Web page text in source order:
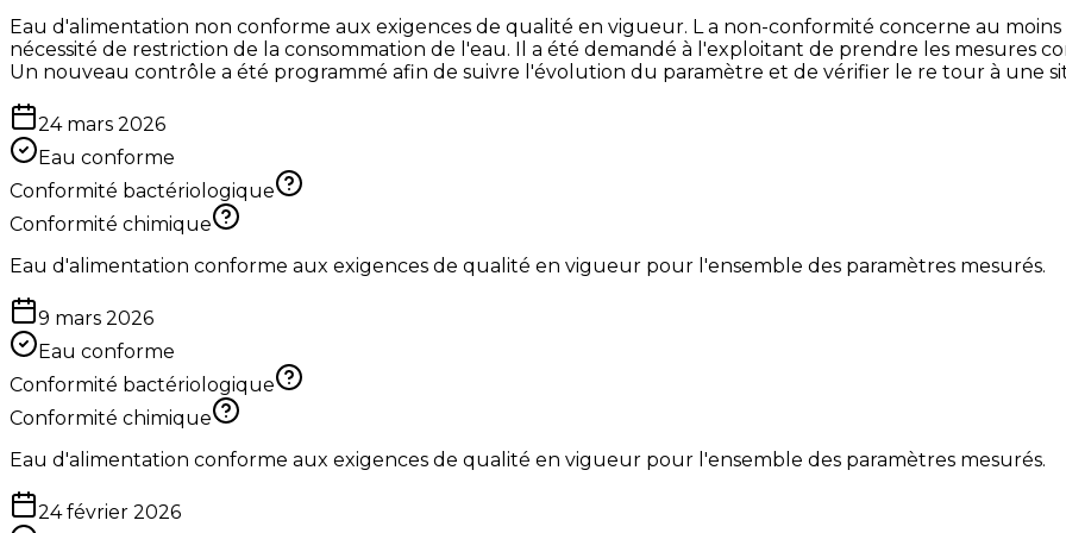
Eau d'alimentation non conforme aux exigences de qualité en vigueur. L a non-conformité concerne au
nécessité de restriction de la consommation de l'eau. Il a été demandé à l'exploitant de prendre les mesures
Un nouveau contrôle a été programmé afin de suivre l'évolution du paramètre et de vérifier le re tour à une
24 mars 2026
Eau conforme
Conformité bactériologique
Conformité chimique
Eau d'alimentation conforme aux exigences de qualité en vigueur pour l'ensemble des paramètres mesurés.
9 mars 2026
Eau conforme
Conformité bactériologique
Conformité chimique
Eau d'alimentation conforme aux exigences de qualité en vigueur pour l'ensemble des paramètres mesurés.
24 février 2026